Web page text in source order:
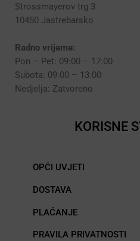
Strossmayerov trg 3
10450 Jastrebarsko
Radno vrijeme:
Pon – Pet: 09:00 – 17:00
Subota: 09:00 – 13:00
Nedjelja: Zatvoreno
KORISNE
OPĆI UVJETI
DOSTAVA
PLAĆANJE
PRAVILA PRIVATNOSTI